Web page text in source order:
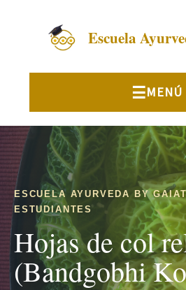
Escuela
ESCUELA AYURVEDA BY
ESTUDIANTES
Hojas de col
(Bandgobhi